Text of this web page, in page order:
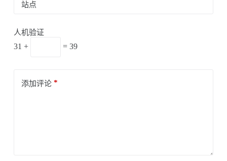
站点
人机验证
31 + = 39
添加评论*